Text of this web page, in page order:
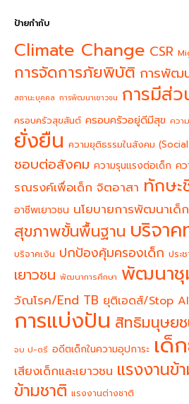
ป้ายกำกับ
Climate Change CSR
การจัดการภัยพิบัติ การพัฒ
สถานะบุคคล การพัฒนาเยาวชน การมีส่
ครอบครัวสุขสันต์ ครอบครัวอยู่ดีมีสุข ควา
ยั่งยืน ความยุติธรรมในสังคม
ชอบต่อสังคม ความรุนแรงต่อเด็ก ค
รณรงค์เพื่อเด็ก จิตอาสา ทักษะ
อาชีพเยาวชน นโยบายการพัฒนาเด็ก
สุขภาพขั้นพื้นฐาน บริจา
บริจาคเงิน ปกป้องคุ้มครองเด็ก ประ
เยาวชน พัฒนาการศึกษา พัฒนาชุ
วัณโรค/End TB ยุติเอดส์/Stop
การแบ่งปัน สิทธิมนุษย
จบ ป-ตรี อดีตเด็กในความอุปการะ เด็
เสียงเด็กและเยาวชน แรงงานข้
ข้ามชาติ แรงงานต่างชาติ